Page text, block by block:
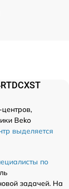
Beko
выделяется
по
задачей. На